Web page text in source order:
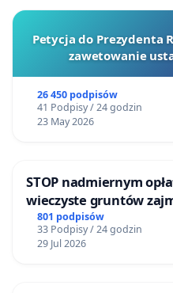
Petycja do Prezydenta
zawetowanie
26 450 podpisów
41 Podpisy / 24 godzin
23 May 2026
STOP nadmiernym
wieczyste gruntów
ogrody działkowe.
801 podpisów
33 Podpisy / 24 godzin
29 Jul 2026